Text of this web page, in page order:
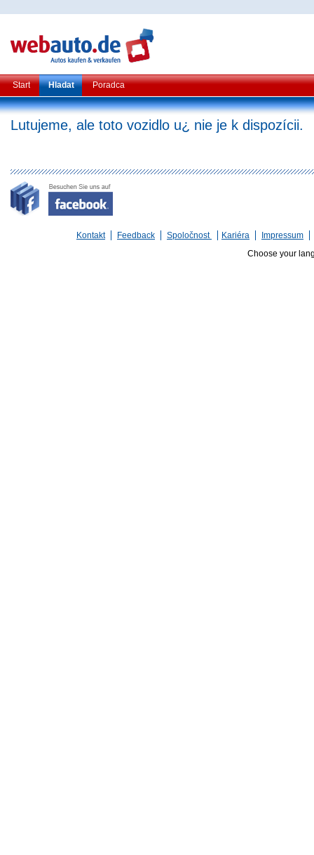
Start Hladat Poradca
Lutujeme, ale toto vozidlo u¿ nie je k dispozícii.
Kontakt Feedback Spoločnost Kariéra
Impressum
Choose your